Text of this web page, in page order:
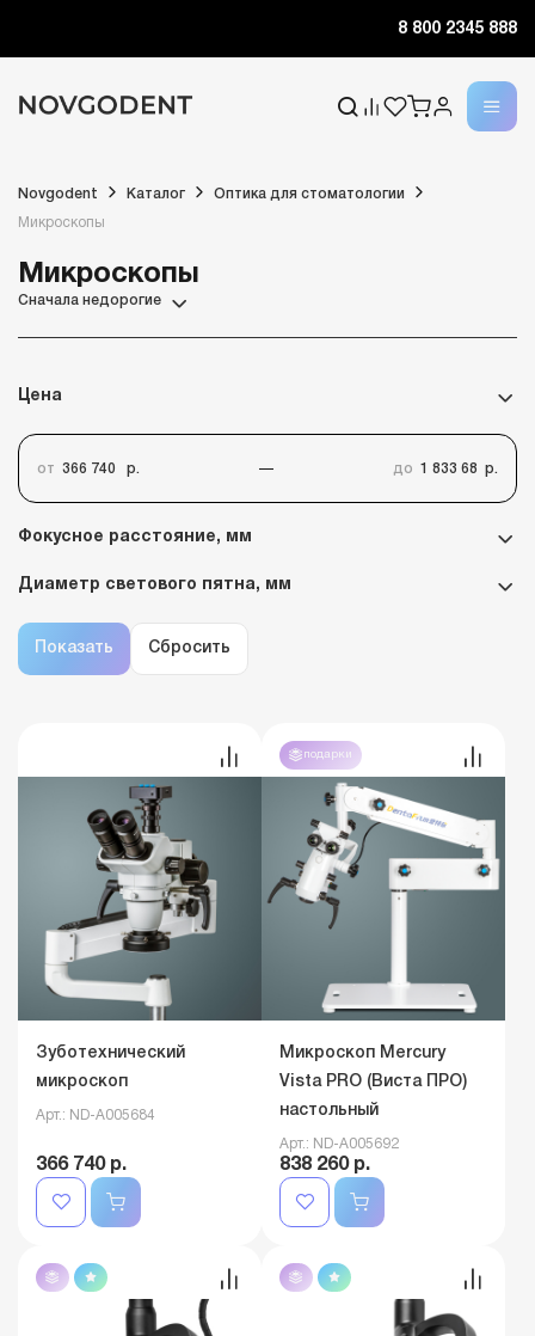
8 800 2345 888
Novgodent Каталог Оптика для стоматологии
Микроскопы
Микроскопы
Сначала недорогие
Цена
от р. до р.
Фокусное расстояние, мм
Диаметр светового пятна, мм
Зуботехнический
микроскоп
Арт.: ND-A005684
366 740 р.
подарки
Микроскоп Mercury
Vista PRO (Виста ПРО)
настольный
Арт.: ND-A005692
838 260 р.